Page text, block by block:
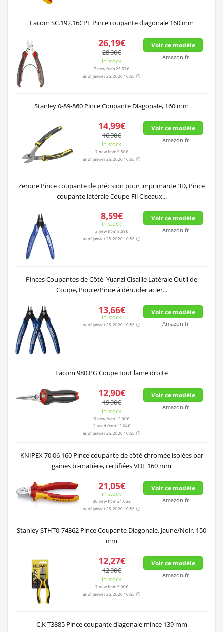
Facom SC.192.16CPE Pince coupante diagonale 160 mm
26,19€
28,00€
in stock
7 new from 25,57€
as of janvier 25, 2020 10:55
Voir ce modèle
Amazon.fr
Stanley 0-89-860 Pince Coupante Diagonale, 160 mm
14,99€
16,90€
in stock
7 new from 9,50€
as of janvier 25, 2020 10:55
Voir ce modèle
Amazon.fr
Zerone Pince coupante de précision pour imprimante 3D, Pince
coupante latérale Coupe-Fil Ciseaux...
8,59€
in stock
2 new from 8,59€
as of janvier 25, 2020 10:55
Voir ce modèle
Amazon.fr
Pinces Coupantes de Côté, Yuanzi Cisaille Latérale Outil de
Coupe, Pouce/Pince à dénuder acier...
13,66€
in stock
as of janvier 25, 2020 10:55
Voir ce modèle
Amazon.fr
Facom 980.PG Coupe tout lame droite
12,90€
19,90€
in stock
5 new from 12,90€
2 used from 12,64€
as of janvier 25, 2020 10:55
Voir ce modèle
Amazon.fr
KNIPEX 70 06 160 Pince coupante de côté chromée isolées par
gaines bi-matière, certifiées VDE 160 mm
21,05€
in stock
30 new from 21,05€
as of janvier 25, 2020 10:55
Voir ce modèle
Amazon.fr
Stanley STHT0-74362 Pince Coupante Diagonale, Jaune/Noir, 150
mm
12,27€
12,90€
in stock
7 new from 5,00€
as of janvier 25, 2020 10:55
Voir ce modèle
Amazon.fr
C.K T3885 Pince coupante diagonale mince 139 mm